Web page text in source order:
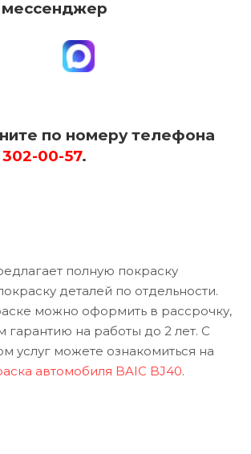
мессенджер
по номеру телефона
00-57.
полную покраску
деталей по отдельности.
можно оформить в рассрочку,
гарантию на работы до 2 лет. С
услуг можете ознакомиться на
автомобиля BAIC BJ40.